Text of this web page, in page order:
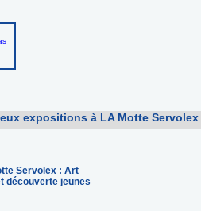
expositions à LA Motte
Servolex : Art
découverte jeunes